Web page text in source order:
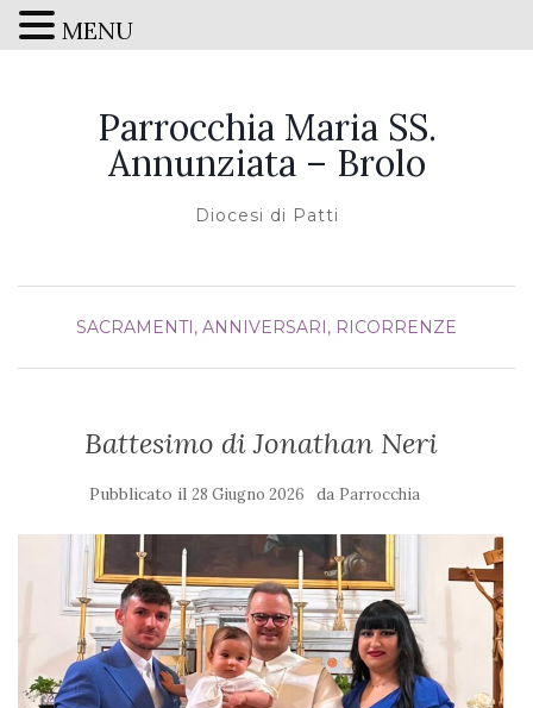
Parrocchia Maria SS.
Annunziata – Brolo
Diocesi di Patti
SACRAMENTI, ANNIVERSARI, RICORRENZE
Battesimo di Jonathan Neri
Pubblicato il 28 Giugno 2026 da Parrocchia
MENU